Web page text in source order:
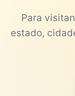
Para
estado,